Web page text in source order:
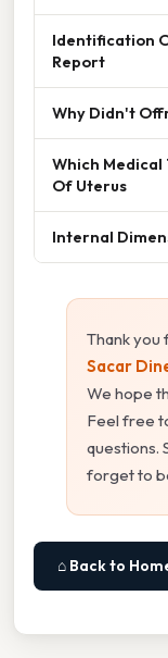
Identification
Report
Why Didn't
Which Medical
Of Uterus
Internal
Thank you
Sacar
We hope
Feel free
questions.
forget to
⌂ Back to